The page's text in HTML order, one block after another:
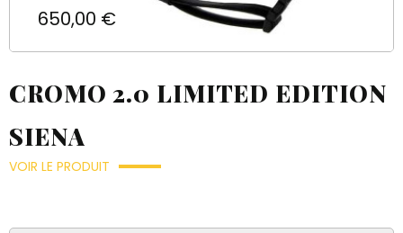
Prix
650,00 €
CROMO 2.0 LIMITED EDITION
SIENA
VOIR LE PRODUIT